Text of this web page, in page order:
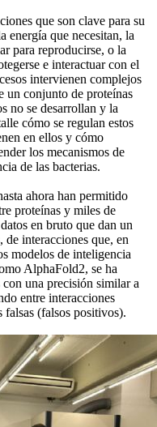
que son clave para su
energía que necesitan, la
para reproducirse, o la
e interactuar con el
intervienen complejos
un conjunto de proteínas
no se desarrollan y la
cómo se regulan estos
en ellos y cómo
los mecanismos de
de las bacterias.
ahora han permitido
proteínas y miles de
en bruto que dan un
interacciones que, en
modelos de inteligencia
AlphaFold2, se ha
una precisión similar a
entre interacciones
falsas (falsos positivos).